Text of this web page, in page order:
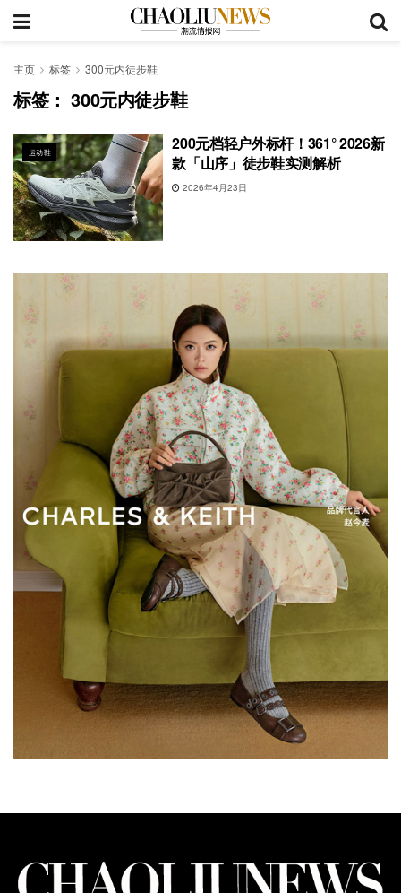
主页 标签 300元内徒步鞋
标签：300元内徒步鞋
运动鞋
200元档轻户外标杆！361° 2026新
款「山序」徒步鞋实测解析
2026年4月23日